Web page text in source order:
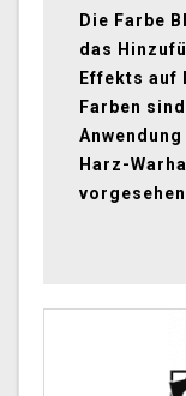
Die Farbe
das
Effekts auf
Farben
Harz-